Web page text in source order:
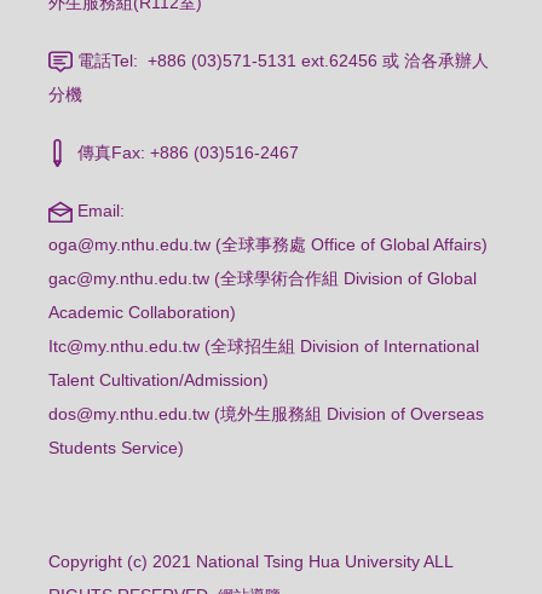
電話Tel: +886 (03)571-5131 ext.62456 或 洽各承辦人
分機
傳真Fax: +886 (03)516-2467
Email:
oga@my.nthu.edu.tw (全球事務處 Office of Global Affairs)
gac@my.nthu.edu.tw (全球學術合作組 Division of Global
Academic Collaboration)
Itc@my.nthu.edu.tw (全球招生組 Division of International
Talent Cultivation/Admission)
dos@my.nthu.edu.tw (境外生服務組 Division of Overseas
Students Service)
Copyright (c) 2021 National Tsing Hua University ALL